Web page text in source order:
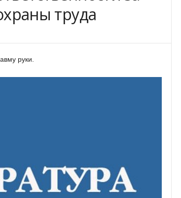
труда
руки.